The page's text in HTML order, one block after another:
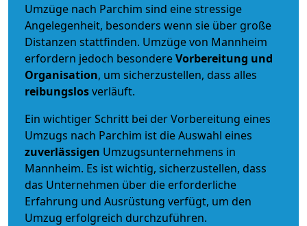
Umzüge nach Parchim sind eine stressige
Angelegenheit, besonders wenn sie über große
Distanzen stattfinden. Umzüge von Mannheim
erfordern jedoch besondereVorbereitung und
Organisation, um sicherzustellen, dass alles
reibungslosverläuft.
Ein wichtiger Schritt bei der Vorbereitung eines
Umzugs nach Parchim ist die Auswahl eines
zuverlässigen Umzugsunternehmens in
Mannheim. Es ist wichtig, sicherzustellen, dass
das Unternehmen über die erforderliche
Erfahrung und Ausrüstung verfügt, um den
Umzug erfolgreich durchzuführen.